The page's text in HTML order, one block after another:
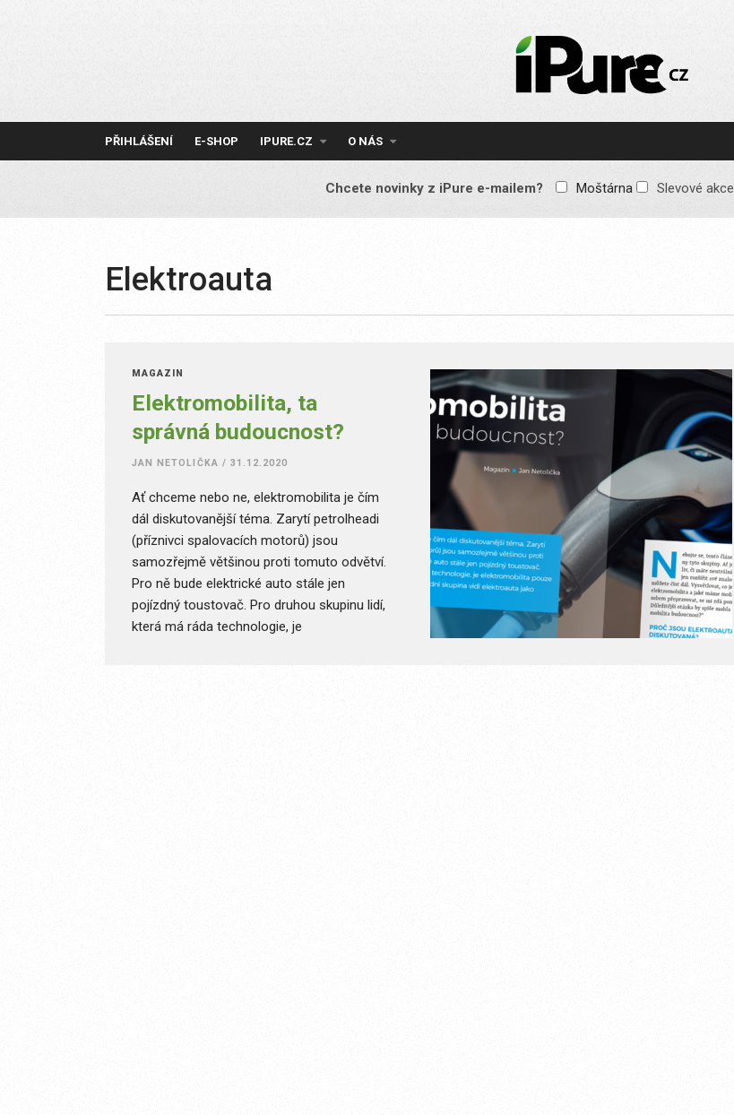
IPURE.CZ
Prémiový Apple e-
reklamy, žádné
obsah pro všechny
PŘIHLÁŠENÍ E-SHOP IPURE.CZ O NÁS
Chcete novinky z iPure e-mailem? Moštárna Slevové akce
Elektroauta
MAGAZÍN
Elektromobilita, ta
správná budoucnost?
JAN NETOLIČKA / 31.12.2020
Ať chceme nebo ne, elektromobilita je čím
dál diskutovanější téma. Zarytí petrolheadi
(příznivci spalovacích motorů) jsou
samozřejmě většinou proti tomuto odvětví.
Pro ně bude elektrické auto stále jen
pojízdný toustovač. Pro druhou skupinu lidí,
která má ráda technologie, je